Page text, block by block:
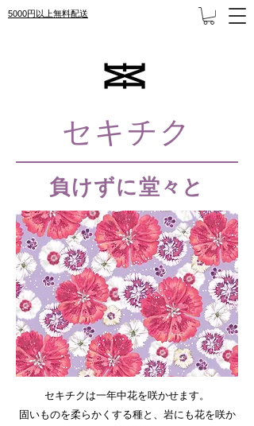
5000円以上無料配送
セキチク
負けずに堂々と
セキチクは一年中花を咲かせます。
固いものを柔らかくする種と、岩にも花を咲か